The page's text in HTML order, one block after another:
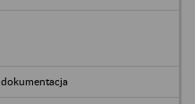
dokumentacja